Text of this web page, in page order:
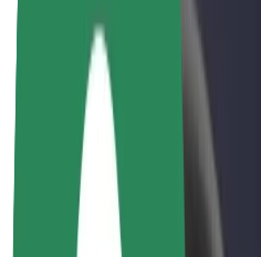
Repartidores
Ingresos de repartidor
Comercios de Bolt Food
Flotas
Franquicias
Empresa